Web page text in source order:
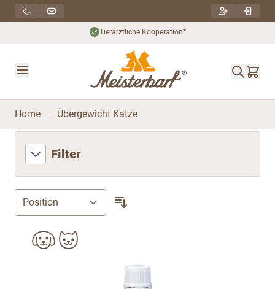
Direkt zum Inhalt
Tierärztliche Kooperation*
Home – Übergewicht Katze
Filter